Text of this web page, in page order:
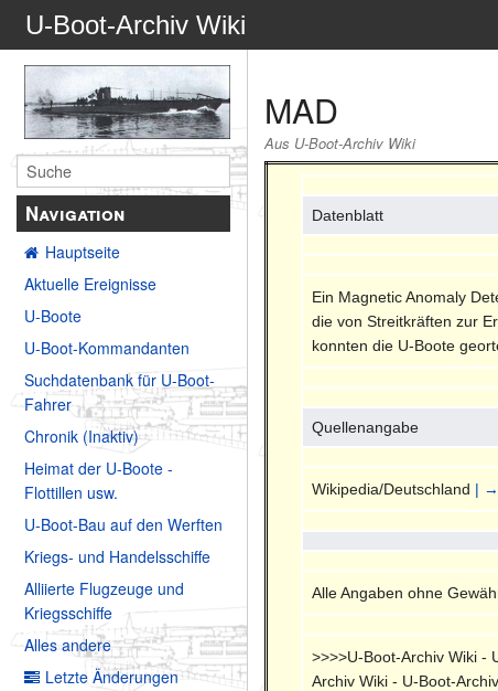
U-Boot-Archiv Wiki
Navigation
Hauptseite
Aktuelle Ereignisse
U-Boote
U-Boot-Kommandanten
Suchdatenbank für U-Boot-
Fahrer
Chronik (Inaktiv)
Heimat der U-Boote -
Flottillen usw.
U-Boot-Bau auf den Werften
Kriegs- und Handelsschiffe
Alliierte Flugzeuge und
Kriegsschiffe
Alles andere
Letzte Änderungen
MAD
Aus U-Boot-Archiv Wiki
Datenblatt
Ein Magnetic Anomaly
die von Streitkräften zur
konnten die U-Boote
Quellenangabe
Wikipedia/Deutschland | →
Alle Angaben ohne
>>>>U-Boot-Archiv Wiki -
Archiv Wiki - U-Boot-